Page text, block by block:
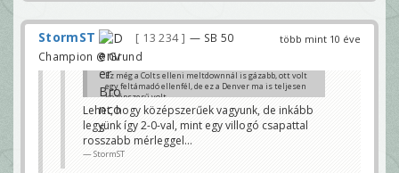
több mint 10 éve
StormST 13 234
— SB 50
Champion @ Grund
Ez még a Colts elleni meltdownnál is gázabb, ott volt
egy feltámadó ellenfél, de ez a Denver ma is teljesen
középszerű volt.
Kampman
Lehet, hogy középszerűek vagyunk, de inkább
legyünk így 2-0-val, mint egy villogó csapattal
rosszabb mérleggel...
StormST